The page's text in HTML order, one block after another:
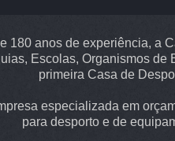
180 anos de experiência, a
Escolas, Organismos de
primeira Casa de
especializada em
para desporto e de